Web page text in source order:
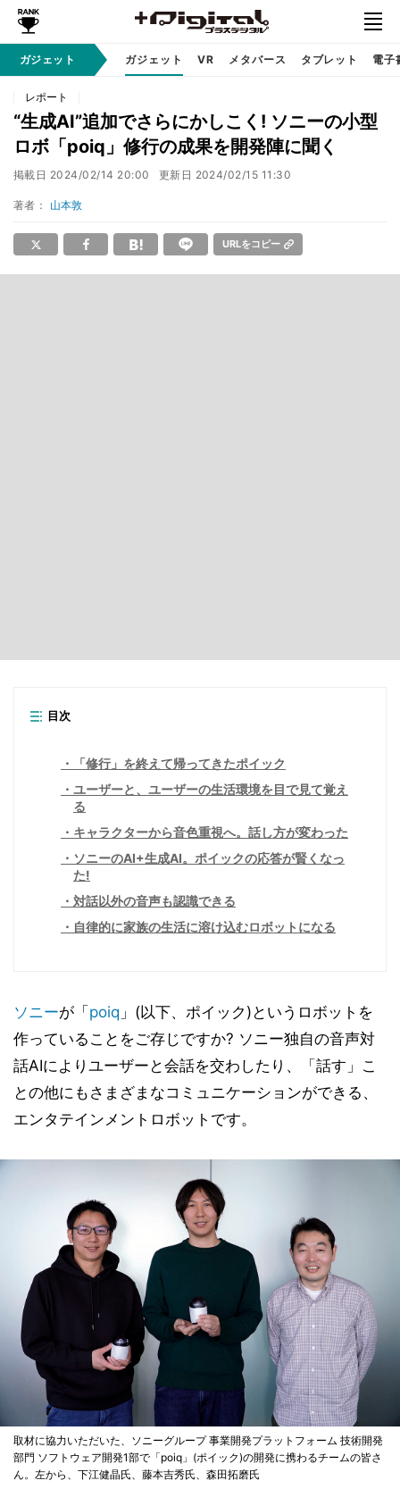
ガジェット ガジェット VR メタバース タブレット 電子
レポート
“生成AI”追加でさらにかしこく! ソニーの小型
ロボ「poiq」修行の成果を開発陣に聞く
掲載日 2024/02/14 20:00 更新日 2024/02/15 11:30
著者： 山本敦
URLをコピー
目次
「修行」を終えて帰ってきたポイック
ユーザーと、ユーザーの生活環境を目で見て覚え
る
キャラクターから音色重視へ。話し方が変わった
ソニーのAI+生成AI。ポイックの応答が賢くなっ
た!
対話以外の音声も認識できる
自律的に家族の生活に溶け込むロボットになる
ソニーが「 poiq 」(以下、ポイック)というロボットを
作っていることをご存じですか? ソニー独自の音声対
話AIによりユーザーと会話を交わしたり、「話す」こ
との他にもさまざまなコミュニケーションができる、
エンタテインメントロボットです。
取材に協力いただいた、ソニーグループ 事業開発プラットフォーム 技術開発
部門 ソフトウェア開発1部で「poiq」(ポイック)の開発に携わるチームの皆さ
ん。左から、下江健晶氏、藤本吉秀氏、森田拓磨氏